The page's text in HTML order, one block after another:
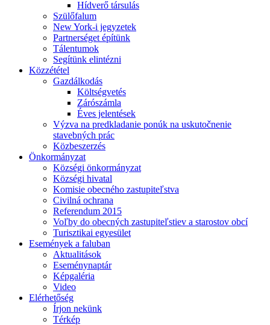
Hídverő társulás
Szülőfalum
New York-i jegyzetek
Partnerséget építünk
Tálentumok
Segítünk elintézni
Közzététel
Gazdálkodás
Költségvetés
Zárószámla
Éves jelentések
Výzva na predkladanie ponúk na uskutočnenie
stavebných prác
Közbeszerzés
Önkormányzat
Községi önkormányzat
Községi hivatal
Komisie obecného zastupiteľstva
Civilná ochrana
Referendum 2015
Voľby do obecných zastupiteľstiev a starostov obcí
Turisztikai egyesület
Események a faluban
Aktualitások
Eseménynaptár
Képgaléria
Video
Elérhetőség
Írjon nekünk
Térkép